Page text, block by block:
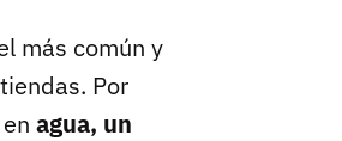
más común y
Por
agua, un